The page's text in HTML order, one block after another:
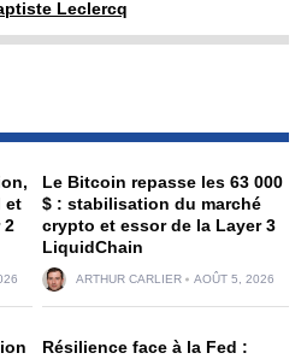
Leclercq
et
2
Le Bitcoin repasse les 63 000
$ : stabilisation du marché
crypto et essor de la Layer 3
LiquidChain
ARTHUR CARLIER AOÛT 5, 2026
Résilience face à la Fed :